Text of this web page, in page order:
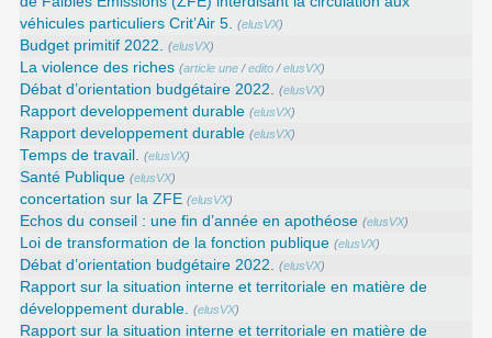
véhicules particuliers Crit’Air 5.
(elusVX)
Budget primitif 2022. (elusVX)
La violence des riches (article une /edito /elusVX)
Débat d’orientation budgétaire 2022. (elusVX)
Rapport developpement durable (elusVX)
Rapport developpement durable (elusVX)
Temps de travail. (elusVX)
Santé Publique (elusVX)
concertation sur la ZFE (elusVX)
Echos du conseil : une fin d’année en apothéose (elusVX)
Loi de transformation de la fonction publique (elusVX)
Débat d’orientation budgétaire 2022. (elusVX)
Rapport sur la situation interne et territoriale en matière de
développement durable.
(elusVX)
Rapport sur la situation interne et territoriale en matière de